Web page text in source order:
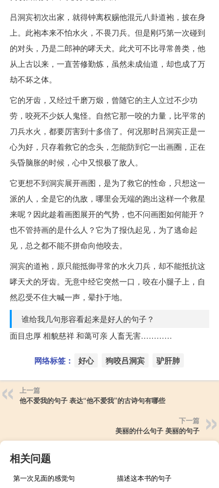
吕洞宾初次出家，就得钟离权赐他混元八卦道袍，披在身
上。此袍本来不怕水火，不畏刀兵。但是刚巧第一次碰到
的对头，乃是二郎神的哮天犬。此犬可不比寻常兽类，他
从上古以来，一直苦修勤炼，虽然未成仙道，却也成了万
劫不坏之体。
它的牙齿，又经过千磨万煅，曾随它的主人立过不少功
劳，咬死不少妖人鬼怪。自然它那一咬的力量，比平常的
刀兵水火，都要厉害到十多倍了。何况那时吕洞宾正是一
心为好，只存着救它的念头，怎能防到它一出画圈，正在
头昏脑胀的时候，心中又恨极了敌人。
它更想不到洞宾展开画图，是为了救它的性命，只想这一
派的人，全是它的仇敌，哪里会无端的跑出这样一个救星
来呢？因此趁着画图展开的气势，也不问画图如何能开？
也不管持画的是什么人？它为了报仇起见，为了逃命起
见，总之都不能不拼命向他咬去。
洞宾的道袍，原只能抵御寻常的水火刀兵，却不能抵抗这
哮天犬的牙齿。无意中经它突然一口，咬在小腿子上，自
然忍受不住大喊一声，晕扑于地。
谁给我几句形容看起来是好人的句子？
面目忠厚 相貌慈祥 和蔼可亲 人畜无害…………
网络标签： 好心 狗咬吕洞宾 驴肝肺
上一篇
他不爱我的句子 表达“他不爱我”的古诗句有哪些
下一篇
美丽的什么句子 美丽的句子
相关问题
第一次见面的感觉句
描述这本书的句子